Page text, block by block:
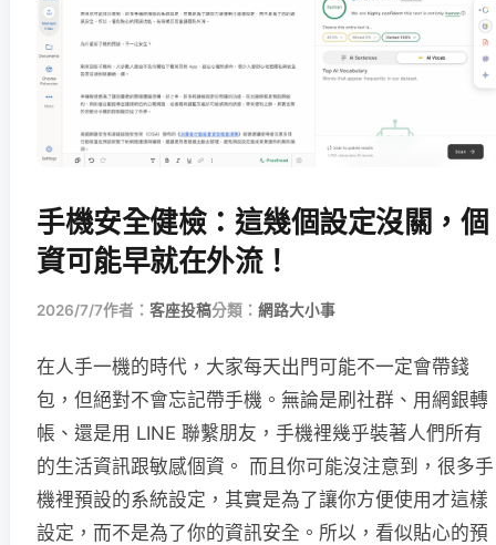
手機安全健檢：這幾個設定沒關，個
資可能早就在外流！
2026/7/7作者： 客座投稿分類： 網路大小事
在人手一機的時代，大家每天出門可能不一定會帶錢
包，但絕對不會忘記帶手機。無論是刷社群、用網銀轉
帳、還是用 LINE 聯繫朋友，手機裡幾乎裝著人們所有
的生活資訊跟敏感個資。 而且你可能沒注意到，很多手
機裡預設的系統設定，其實是為了讓你方便使用才這樣
設定，而不是為了你的資訊安全。所以，看似貼心的預